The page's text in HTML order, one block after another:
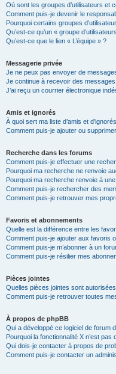
Où sont les groupes d’utilisateurs et
Comment puis-je devenir le
Pourquoi certains groupes
Qu’est-ce qu’un « groupe
Qu’est-ce que le lien « L’équipe » ?
Messagerie privée
Je ne peux pas envoyer de
Je continue à recevoir des
J’ai reçu un courrier électronique
Amis et ignorés
À quoi sert ma liste d’amis et
Comment puis-je ajouter ou
Recherche dans les forums
Comment puis-je effectuer une
Pourquoi ma recherche ne renvoie
Pourquoi ma recherche renvoie à
Comment puis-je rechercher des
Comment puis-je retrouver mes
Favoris et abonnements
Quelle est la différence entre les
Comment puis-je ajouter aux favoris
Comment puis-je m’abonner à un
Comment puis-je résilier mes
Pièces jointes
Quelles pièces jointes sont
Comment puis-je retrouver toutes
À propos de phpBB
Qui a développé ce logiciel de forum
Pourquoi la fonctionnalité X n’est pas
Qui dois-je contacter à propos de
Comment puis-je contacter un